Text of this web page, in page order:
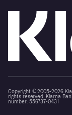
Copyright © 2005-2026
rights reserved. Klarna
number: 556737-0431